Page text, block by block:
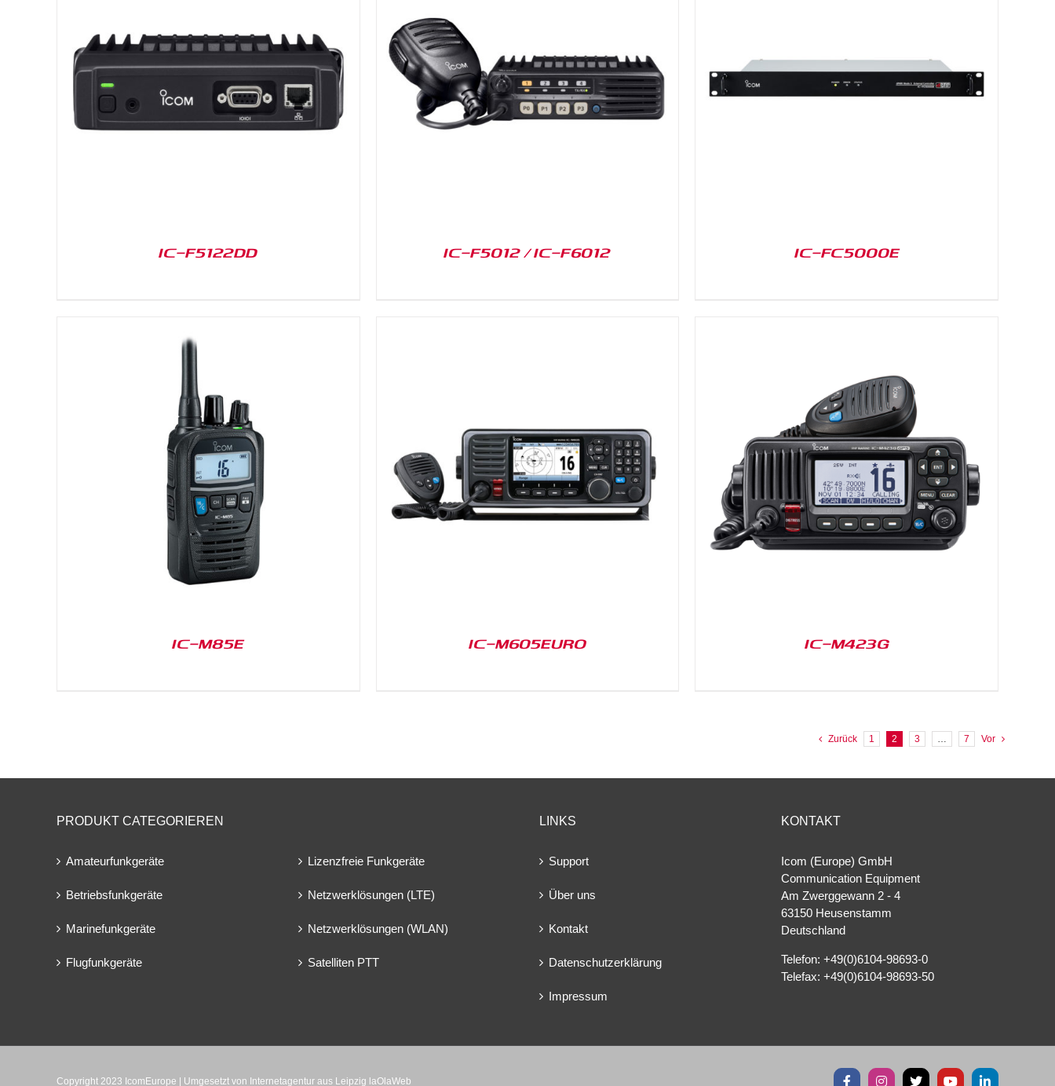
IC-F5122DD
DETAILS
IC-F5012 / IC-F6012
DETAILS
IC-FC5000E
IC-M85E
DETAILS
IC-M605EURO
DETAILS
IC-M423G
Zurück 1 2 3 7 Vor
PRODUKT CATEGORIEREN
Amateurfunkgeräte
Betriebsfunkgeräte
Marinefunkgeräte
Flugfunkgeräte
Lizenzfreie Funkgeräte
Netzwerklösungen (LTE)
Netzwerklösungen (WLAN)
Satelliten PTT
LINKS
Support
Über uns
Kontakt
Datenschutzerklärung
Impressum
KONTAKT
Icom (Europe) GmbH
Communication Equipment
Am Zwerggewann 2 ‐ 4
63150 Heusenstamm
Deutschland
Telefon: +49(0)6104-98693-0
Telefax: +49(0)6104-98693-50
Copyright 2023 IcomEurope | Umgesetzt von Internetagentur aus Leipzig laOlaWeb